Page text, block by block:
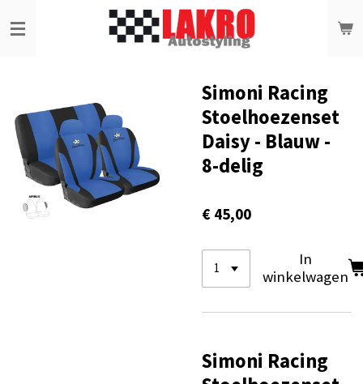
direct
Simoni Racing
Stoelhoezenset
Daisy - Blauw -
8-delig
€ 45,00
In
winkelwagen
Simoni Racing